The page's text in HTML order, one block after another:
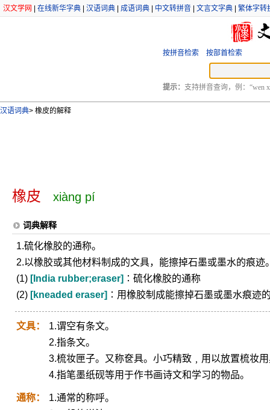
汉文学网 在线新华字典 汉语词典 成语词典 中文转拼音 文言文字典 繁体字转
按拼音检索 按部首检索
提示： 支持拼音查询，例：“wen
汉语词典> 橡皮的解释
橡皮 xiàng pí
词典解释
1.硫化橡胶的通称。
2.以橡胶或其他材料制成的文具，能擦掉石墨或墨水的痕迹
(1) [India rubber;eraser] ∶硫化橡胶的通称
(2) [kneaded eraser] ∶用橡胶制成能擦掉石墨或墨水痕迹
文具：
1.谓空有条文。
2.指条文。
3.梳妆匣子。又称奁具。小巧精致﹐用以放置梳妆
4.指笔墨纸砚等用于作书画诗文和学习的物品。
通称：
1.通常的称呼。